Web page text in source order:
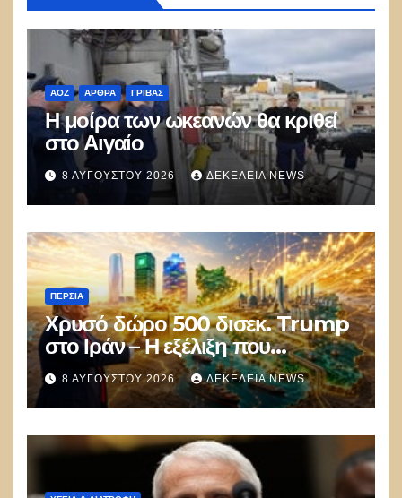
ΑΟΖ ΑΡΘΡΑ ΓΡΊΒΑΣ
Η μοίρα των ωκεανών θα κριθεί
στο Αιγαίο
8 ΑΥΓΟΎΣΤΟΥ 2026 ΔΕΚΈΛΕΙΑ NEWS
ΠΕΡΣΊΑ
Χρυσό δώρο 500 δισεκ. Trump
στο Ιράν – Η εξέλιξη που
αποδίδει κέρδη μεγαλύτερα από
τις Apple, Nvidia και Google
8 ΑΥΓΟΎΣΤΟΥ 2026 ΔΕΚΈΛΕΙΑ NEWS